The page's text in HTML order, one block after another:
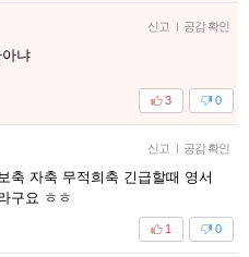
신고 | 공감 확인
냐
0
3
신고 | 공감 확인
축 자축 무적희축 긴급할때 영서
구요 ㅎㅎ
0
1